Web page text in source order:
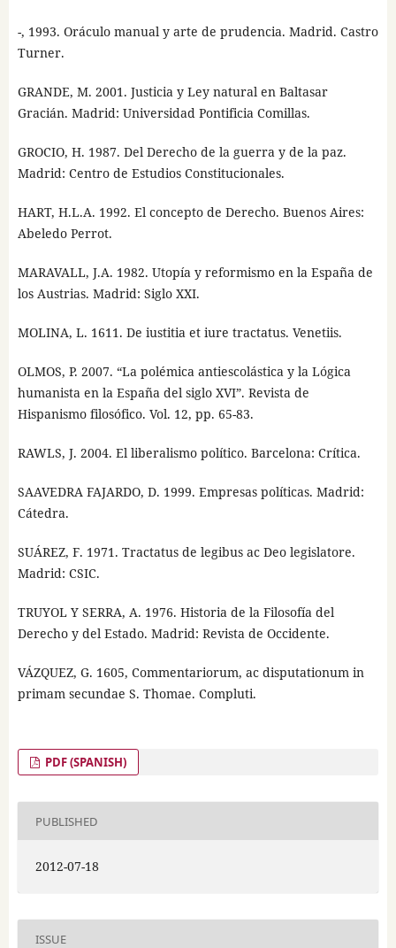
-, 1993. Oráculo manual y arte de prudencia. Madrid. Castro
Turner.
GRANDE, M. 2001. Justicia y Ley natural en Baltasar
Gracián. Madrid: Universidad Pontificia Comillas.
GROCIO, H. 1987. Del Derecho de la guerra y de la paz.
Madrid: Centro de Estudios Constitucionales.
HART, H.L.A. 1992. El concepto de Derecho. Buenos Aires:
Abeledo Perrot.
MARAVALL, J.A. 1982. Utopía y reformismo en la España de
los Austrias. Madrid: Siglo XXI.
MOLINA, L. 1611. De iustitia et iure tractatus. Venetiis.
OLMOS, P. 2007. “La polémica antiescolástica y la Lógica
humanista en la España del siglo XVI”. Revista de
Hispanismo filosófico. Vol. 12, pp. 65-83.
RAWLS, J. 2004. El liberalismo político. Barcelona: Crítica.
SAAVEDRA FAJARDO, D. 1999. Empresas políticas. Madrid:
Cátedra.
SUÁREZ, F. 1971. Tractatus de legibus ac Deo legislatore.
Madrid: CSIC.
TRUYOL Y SERRA, A. 1976. Historia de la Filosofía del
Derecho y del Estado. Madrid: Revista de Occidente.
VÁZQUEZ, G. 1605, Commentariorum, ac disputationum in
primam secundae S. Thomae. Compluti.
PDF (SPANISH)
PUBLISHED
2012-07-18
ISSUE